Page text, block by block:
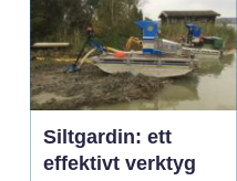
Siltgardin: ett
effektivt verktyg